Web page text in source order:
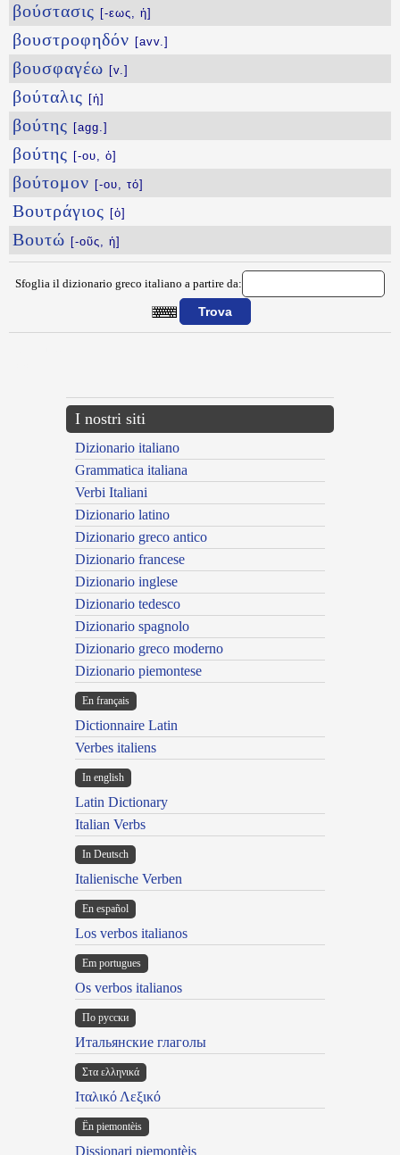
βούστασις [-εως, ἡ]
βουστροφηδόν [avv.]
βουσφαγέω [v.]
βούταλις [ἡ]
βούτης [agg.]
βούτης [-ου, ὁ]
βούτομον [-ου, τό]
Βουτράγιος [ὁ]
Βουτώ [-οῦς, ἡ]
Sfoglia il dizionario greco italiano a partire da:
I nostri siti
Dizionario italiano
Grammatica italiana
Verbi Italiani
Dizionario latino
Dizionario greco antico
Dizionario francese
Dizionario inglese
Dizionario tedesco
Dizionario spagnolo
Dizionario greco moderno
Dizionario piemontese
En français
Dictionnaire Latin
Verbes italiens
In english
Latin Dictionary
Italian Verbs
In Deutsch
Italienische Verben
En español
Los verbos italianos
Em portugues
Os verbos italianos
По русски
Итальянские глаголы
Στα ελληνικά
Ιταλικό Λεξικό
Ën piemontèis
Dissionari piemontèis